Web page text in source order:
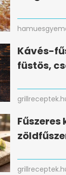
Kávés-
füstös,